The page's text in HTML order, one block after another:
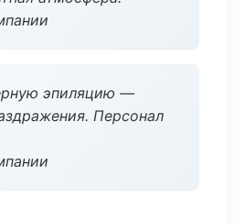
эпиляцию —
Персонал